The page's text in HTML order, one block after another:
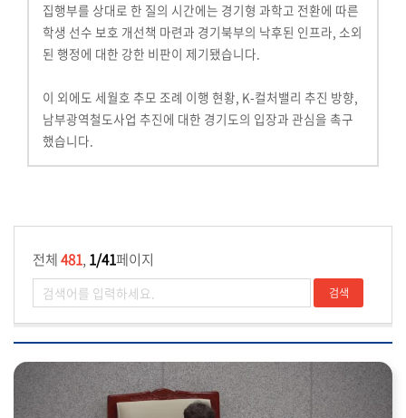
집행부를 상대로 한 질의 시간에는 경기형 과학고 전환에 따른
학생 선수 보호 개선책 마련과 경기북부의 낙후된 인프라, 소외
된 행정에 대한 강한 비판이 제기됐습니다.
이 외에도 세월호 추모 조례 이행 현황, K-컬처밸리 추진 방향,
남부광역철도사업 추진에 대한 경기도의 입장과 관심을 촉구
했습니다.
전체481, 1/41페이지